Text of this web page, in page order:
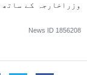
وزراخارجہ کے
News ID 1856208